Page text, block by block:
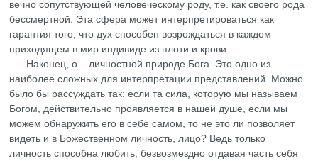
вечно сопутствующей человеческому роду, т.е. как своего рода
бессмертной. Эта сфера может интерпретироваться как
гарантия того, что дух способен возрождаться в каждом
приходящем в мир индивиде из плоти и крови.
Наконец, о – личностной природе Бога. Это одно из
наиболее сложных для интерпретации представлений. Можно
было бы рассуждать так: если та сила, которую мы называем
Богом, действительно проявляется в нашей душе, если мы
можем обнаружить его в себе самом, то не это ли позволяет
видеть и в Божественном личность, лицо? Ведь только
личность способна любить, безвозмездно отдавая часть себя